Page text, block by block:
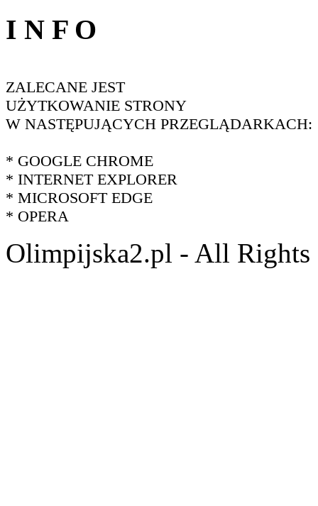
I N F O
ZALECANE JEST
UŻYTKOWANIE STRONY
W NASTĘPUJĄCYCH PRZEGLĄDARKACH:
* GOOGLE CHROME
* INTERNET EXPLORER
* MICROSOFT EDGE
* OPERA
Olimpijska2.pl - All Rights